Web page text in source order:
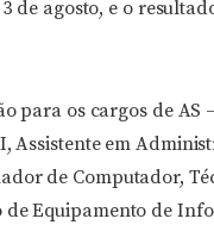
de agosto, e o
para os cargos de
Assistente em
de Computador,
Equipamento de